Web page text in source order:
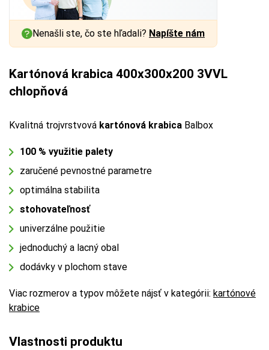
Nenašli ste, čo ste hľadali? Napíšte nám
Kartónová krabica 400x300x200 3VVL
chlopňová
Kvalitná trojvrstvová kartónová krabica Balbox
100 % využitie palety
zaručené pevnostné parametre
optimálna stabilita
stohovateľnosť
univerzálne použitie
jednoduchý a lacný obal
dodávky v plochom stave
Viac rozmerov a typov môžete nájsť v kategórii: kartónové
krabice
Vlastnosti produktu